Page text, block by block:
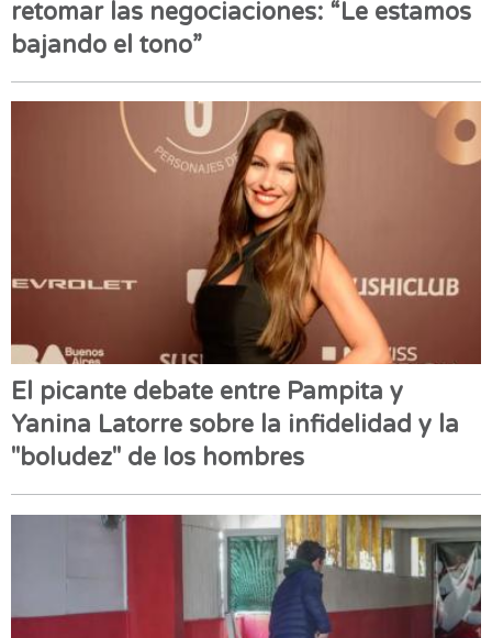
retomar las negociaciones: “Le estamos
bajando el tono”
El picante debate entre Pampita y
Yanina Latorre sobre la infidelidad y la
"boludez" de los hombres